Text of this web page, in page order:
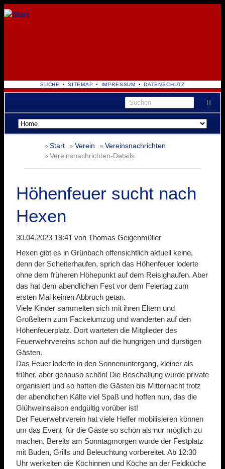
NAVIGATION
ÜBERSPRINGEN
SUCHE SITEMAP IMPRESSUM DATENSCHUTZ
Navigation
überspringen
Start Verein
Vereinsnachrichten
Vereinsnachrichten-Details
Höhenfeuer sucht nach
Hexen
30.04.2023 19:41 von Thomas Geigenmüller
Hexen gibt es in Grünbach offensichtlich aktuell keine,
denn der Scheiterhaufen, sprich das Höhenfeuer loderte
ohne dem früheren Höhepunkt auf dem Reisighaufen. Aber
das hat dem abendlichen Fest vor dem Feiertag zum
ersten Mai keinen Abbruch getan.
Viele Kinder sammelten sich mit ihren Eltern und
Großeltern zum Fackelumzug und wanderten auf den
Höhenfeuerplatz. Dort warteten die Mitglieder des
Feuerwehrvereins schon auf die hungrigen und durstigen
Gästen.
Das Feuer loderte in den Sonnenuntergang, kleiner als
früher, aber genauso schön! Die Beschallung wurde private
organisiert und so hatten die Gästen bis Mitternacht trotz
der abendlichen Kälte viel Spaß und hoffen nun, das die
Glühweinsaison endgültig vorüber ist!
Der Feuerwehrverein hat viele Helfer mobilisieren können
um das Event für die Gäste so schön als nur möglich zu
machen. Bereits am Sonntagmorgen wurde der Festplatz
mit Buden, Grills und Beleuchtung vorbereitet. Ab 12:30
Uhr werkelten die Köchinnen und Köche an der Feldküche